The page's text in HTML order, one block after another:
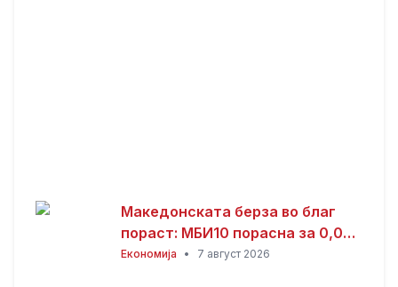
Македонската берза во благ
пораст: МБИ10 порасна за 0,08
отсто, најтргувани акциите на
Економија • 7 август 2026